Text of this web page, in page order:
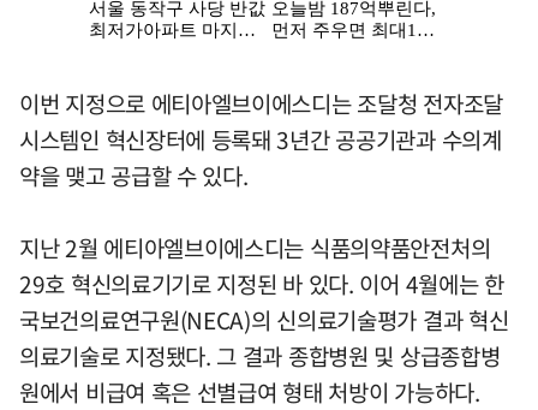
이번 지정으로 에티아엘브이에스디는 조달청 전자조달
시스템인 혁신장터에 등록돼 3년간 공공기관과 수의계
약을 맺고 공급할 수 있다.
지난 2월 에티아엘브이에스디는 식품의약품안전처의
29호 혁신의료기기로 지정된 바 있다. 이어 4월에는 한
국보건의료연구원(NECA)의 신의료기술평가 결과 혁신
의료기술로 지정됐다. 그 결과 종합병원 및 상급종합병
원에서 비급여 혹은 선별급여 형태 처방이 가능하다.